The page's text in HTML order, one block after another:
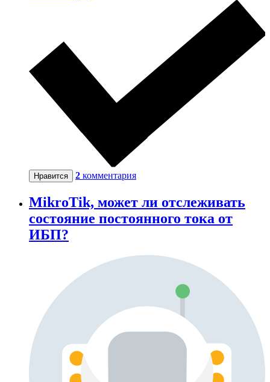
Нравится 2 комментария
MikroTik, может ли отслеживать
состояние постоянного тока от
ИБП?